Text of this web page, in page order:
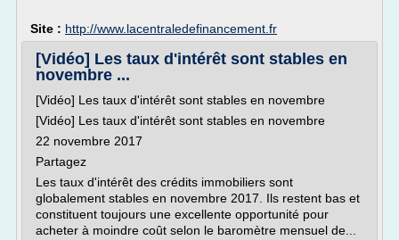
Site : http://www.lacentraledefinancement.fr
[Vidéo] Les taux d'intérêt sont stables en
novembre ...
[Vidéo] Les taux d'intérêt sont stables en novembre
[Vidéo] Les taux d'intérêt sont stables en novembre
22 novembre 2017
Partagez
Les taux d'intérêt des crédits immobiliers sont
globalement stables en novembre 2017. Ils restent bas et
constituent toujours une excellente opportunité pour
acheter à moindre coût selon le baromètre mensuel de...